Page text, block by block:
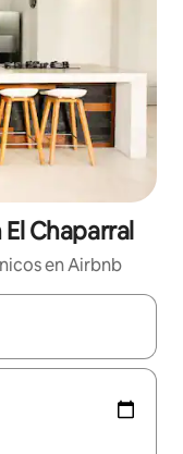
Chaparral
en Airbnb
navega con las